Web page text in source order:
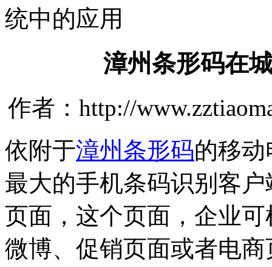
统中的应用
漳州条形码在
作者：http://
依附于漳州条形码的移
最大的手机条码识别客
页面，这个页面，企业
微博、促销页面或者电